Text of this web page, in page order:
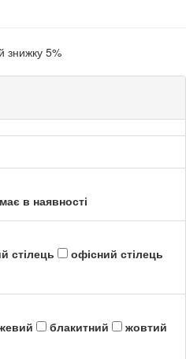
знижку 5%
в наявності
стілець
офісний стілець
блакитний
жовтий